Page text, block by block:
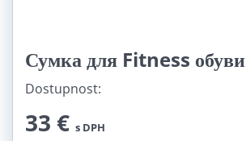
Сумка для Fitness обуви
Dostupnost:
33 € s DPH